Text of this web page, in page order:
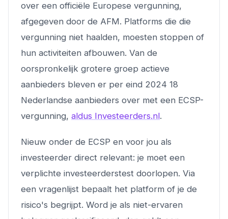
over een officiële Europese vergunning,
afgegeven door de AFM. Platforms die die
vergunning niet haalden, moesten stoppen of
hun activiteiten afbouwen. Van de
oorspronkelijk grotere groep actieve
aanbieders bleven er per eind 2024 18
Nederlandse aanbieders over met een ECSP-
vergunning, aldus Investeerders.nl.
Nieuw onder de ECSP en voor jou als
investeerder direct relevant: je moet een
verplichte investeerderstest doorlopen. Via
een vragenlijst bepaalt het platform of je de
risico's begrijpt. Word je als niet-ervaren